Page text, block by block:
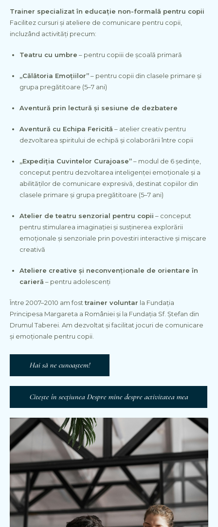
Trainer specializat în educație non-formală pentru copii
Facilitez cursuri și ateliere de comunicare pentru copii,
incluzând activități precum:
Teatru cu umbre – pentru copiii de școală primară
„Călătoria Emoțiilor”– pentru copii din clasele primare și
grupa pregătitoare (5–7 ani)
Aventură prin lectură și sesiune de dezbatere
Aventură cu Echipa Fericită – atelier creativ pentru
dezvoltarea spiritului de echipă și colaborării între copii
„Expediția Cuvintelor Curajoase”– modul de 6 ședințe,
conceput pentru dezvoltarea inteligenței emoționale și a
abilităților de comunicare expresivă, destinat copiilor din
clasele primare și grupa pregătitoare (5–7 ani)
Atelier de teatru senzorial pentru copii – conceput
pentru stimularea imaginației și susținerea explorării
emoționale și senzoriale prin povestiri interactive și mișcare
creativă
Ateliere creative și neconvenționale de orientare în
carieră – pentru adolescenți
Între 2007–2010 am fosttrainer voluntar la Fundația
Principesa Margareta a României și la Fundația Sf. Ștefan din
Drumul Taberei. Am dezvoltat și facilitat jocuri de comunicare
și emoționale pentru copii.
Hai să ne cunoaștem!
Citește în secțiunea Despre mine despre activitatea mea